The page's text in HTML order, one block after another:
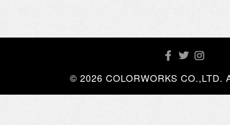
© 2026 COLORWORKS CO.,LTD.